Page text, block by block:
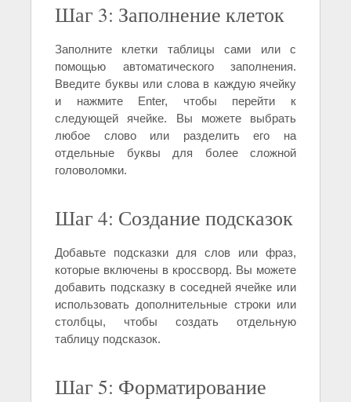
Шаг 3: Заполнение клеток
Заполните клетки таблицы сами или с
помощью автоматического заполнения.
Введите буквы или слова в каждую ячейку
и нажмите Enter, чтобы перейти к
следующей ячейке. Вы можете выбрать
любое слово или разделить его на
отдельные буквы для более сложной
головоломки.
Шаг 4: Создание подсказок
Добавьте подсказки для слов или фраз,
которые включены в кроссворд. Вы можете
добавить подсказку в соседней ячейке или
использовать дополнительные строки или
столбцы, чтобы создать отдельную
таблицу подсказок.
Шаг 5: Форматирование